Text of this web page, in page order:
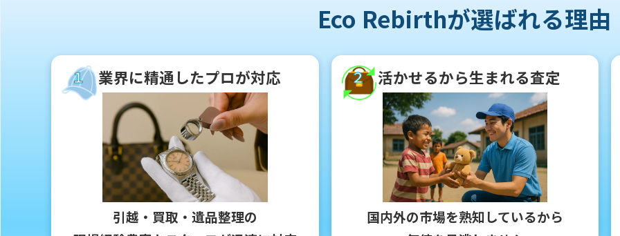
Eco Rebirthが選ばれる理由
１ 業界に精通したプロが対応
引越・買取・遺品整理の
２ 活かせるから生まれる査定
国内外の市場を熟知しているから